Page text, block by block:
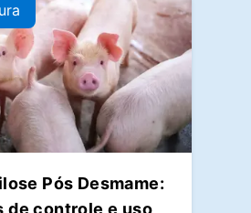
Pós Desmame:
de controle e uso